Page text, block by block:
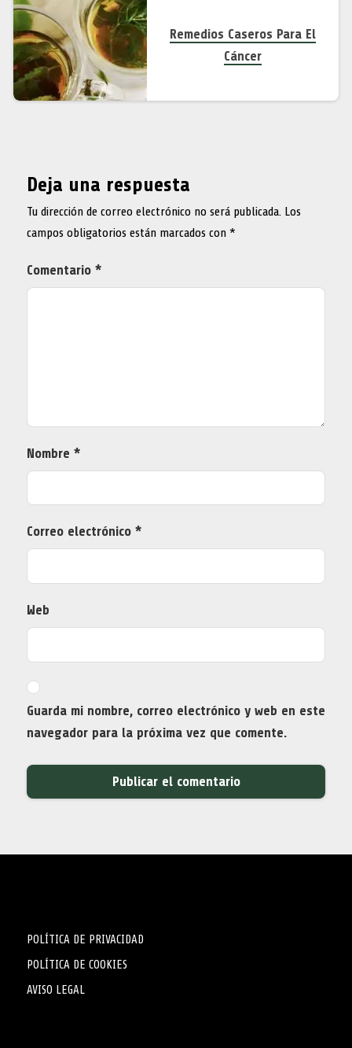
Remedios Caseros Para El
Cáncer
Deja una respuesta
Tu dirección de correo electrónico no será publicada. Los
campos obligatorios están marcados con *
Comentario *
Nombre *
Correo electrónico *
Web
Guarda mi nombre, correo electrónico y web en este
navegador para la próxima vez que comente.
POLÍTICA DE PRIVACIDAD
POLÍTICA DE COOKIES
AVISO LEGAL